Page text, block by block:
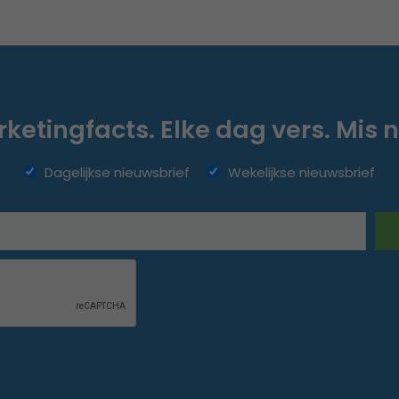
Elke dag vers. Mis
Dagelijkse nieuwsbrief Wekelijkse nieuwsbrief